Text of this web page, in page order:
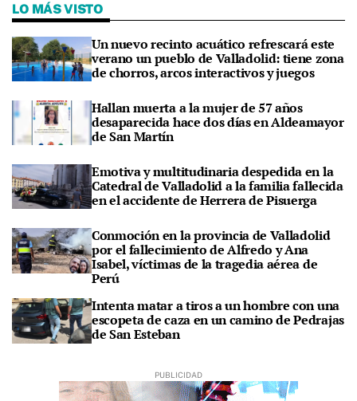
LO MÁS VISTO
Un nuevo recinto acuático refrescará este
verano un pueblo de Valladolid: tiene zona
de chorros, arcos interactivos y juegos
Hallan muerta a la mujer de 57 años
desaparecida hace dos días en Aldeamayor
de San Martín
Emotiva y multitudinaria despedida en la
Catedral de Valladolid a la familia fallecida
en el accidente de Herrera de Pisuerga
Conmoción en la provincia de Valladolid
por el fallecimiento de Alfredo y Ana
Isabel, víctimas de la tragedia aérea de
Perú
Intenta matar a tiros a un hombre con una
escopeta de caza en un camino de Pedrajas
de San Esteban